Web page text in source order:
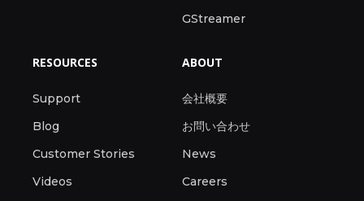
GStreamer
RESOURCES
Support
Blog
Customer Stories
Videos
ABOUT
会社概要
お問い合わせ
News
Careers